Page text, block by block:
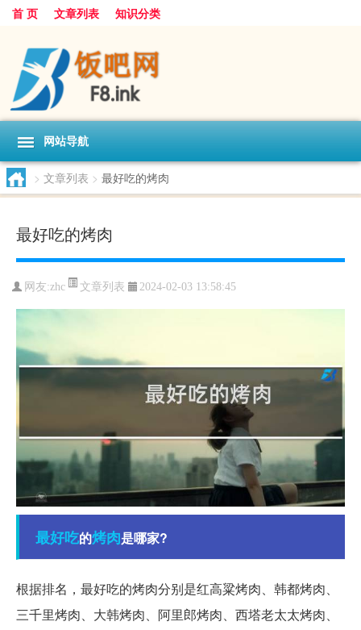
首 页 文章列表 知识分类
网站导航
> 文章列表 > 最好吃的烤肉
最好吃的烤肉
网友:zhc 文章列表 2024-02-03 13:58:45
最好吃的烤肉是哪家?
根据排名，最好吃的烤肉分别是红高粱烤肉、韩都烤肉、
三千里烤肉、大韩烤肉、阿里郎烤肉、西塔老太太烤肉、